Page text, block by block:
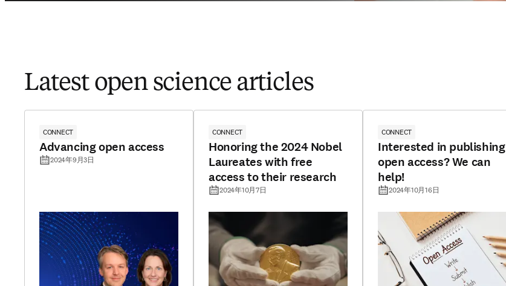
Latest open science articles
CONNECT
Advancing open access
2024年9月3日
CONNECT
Honoring the 2024 Nobel
Laureates with free
access to their research
2024年10月7日
CONNECT
Interested in publishing
open access? We can
help!
2024年10月16日